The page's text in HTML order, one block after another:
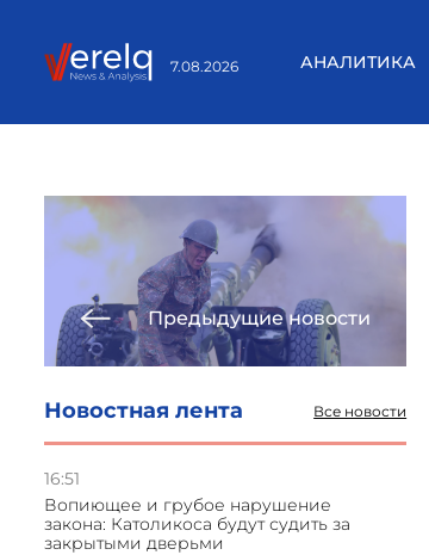
7.08.2026 АНАЛИТИКА
Предыдущие новости
Новостная лента Все новости
16:51
Вопиющее и грубое нарушение
закона: Католикоса будут судить за
закрытыми дверьми